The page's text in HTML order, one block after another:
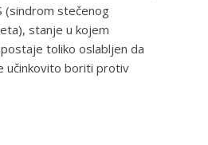
(sindrom stečenog
stanje u kojem
toliko oslabljen da
učinkovito boriti protiv